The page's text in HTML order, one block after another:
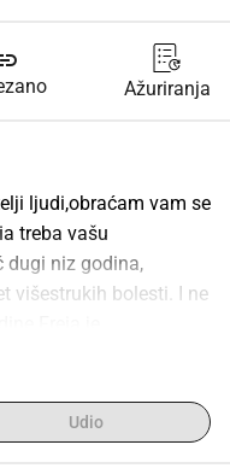
Ažuriranja
ljudi,obraćam vam se
treba vašu
dugi niz godina,
višestrukih bolesti. I ne
mora davati inzulin.
U to vrijeme
Artritis = bol.Prije
Udio